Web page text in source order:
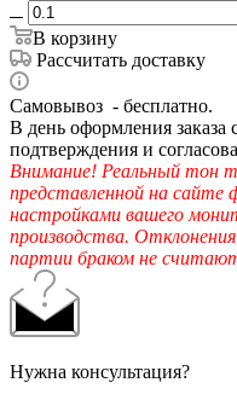
В корзину
Рассчитать доставку
Самовывоз - бесплатно.
В день оформления
подтверждения и
Внимание! Реальный тон
представленной на сайте
настройками вашего
производства.
партии браком не
Нужна консультация?